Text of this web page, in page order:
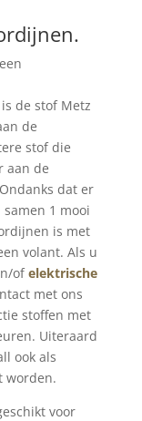
de stof Metz
de
stof die
aan de
dat er
1 mooi
is met
volant. Als u
of elektrische
met ons
stoffen met
Uiteraard
ook als
worden.
voor